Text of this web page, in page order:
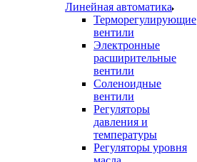
Линейная автоматика
Терморегулирующие
вентили
Электронные
расширительные
вентили
Соленоидные
вентили
Регуляторы
давления и
температуры
Регуляторы уровня